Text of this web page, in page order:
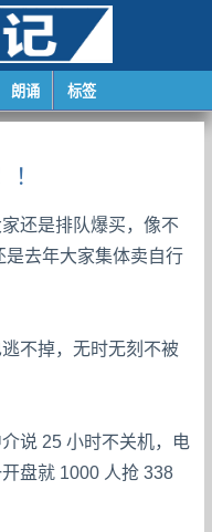
朗诵 标签
还是排队爆买，像不
去年大家集体卖自行
不掉，无时无刻不被
说 25 小时不关机，电
盘就 1000 人抢 338